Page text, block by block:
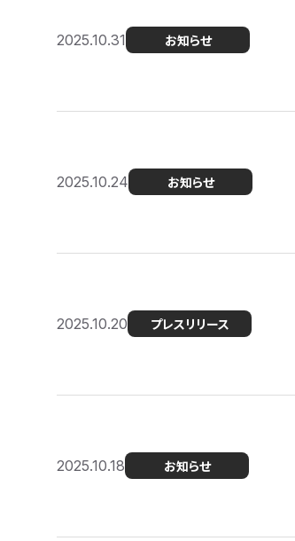
2025.10.31 お知らせ
2025.10.24 お知らせ
2025.10.20 プレスリリース
2025.10.18 お知らせ